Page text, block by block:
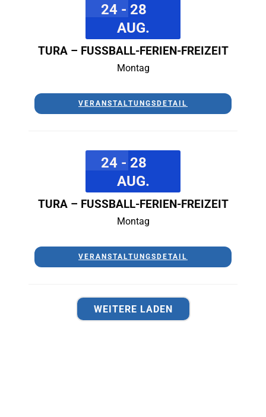
24 - 28
AUG.
TURA – FUSSBALL-FERIEN-FREIZEIT
Montag
VERANSTALTUNGSDETAIL
24 - 28
AUG.
TURA – FUSSBALL-FERIEN-FREIZEIT
Montag
VERANSTALTUNGSDETAIL
WEITERE LADEN